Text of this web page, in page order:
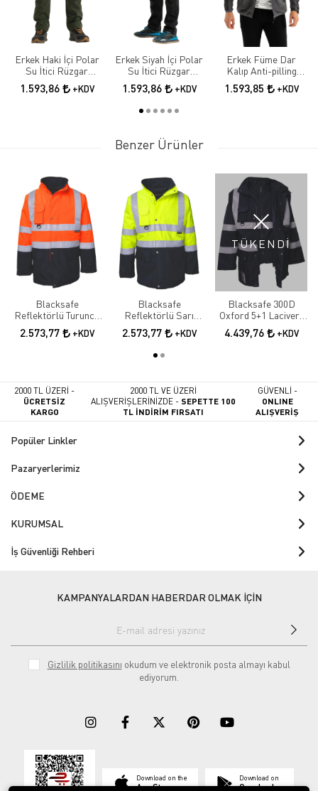
Erkek Haki İçi Polar
Su İtici Rüzgar
Geçirmez Kışlık
Softshell Outdoor
1.593,86 +KDV
Erkek Siyah İçi Polar
Su İtici Rüzgar
Geçirmez Kışlık
Softshell Outdoor
1.593,86 +KDV
Erkek Füme Dar
Kalıp Anti-pilling
Tüylenme Yapmayan
Tam Fermuar
1.593,85 +KDV
Benzer Ürünler
Blacksafe
Reflektörlü Turuncu
Lacivert Parka
2.573,77 +KDV
Blacksafe
Reflektörlü Sarı
Lacivert Parka
2.573,77 +KDV
TÜKENDİ
Blacksafe 300D
Oxford 5+1 Lacivert
Reflektörlü Parka
4.439,76 +KDV
2000 TL ÜZERİ -
ÜCRETSİZ
KARGO
2000 TL VE ÜZERİ
ALIŞVERİŞLERİNİZDE -SEPETTE 100
TL İNDİRİM FIRSATI
GÜVENLİ -
ONLINE
ALIŞVERİŞ
Popüler Linkler
Pazaryerlerimiz
ÖDEME
KURUMSAL
İş Güvenliği Rehberi
KAMPANYALARDAN HABERDAR OLMAK İÇİN
Gizlilik politikasını okudum ve elektronik posta almayı kabul
ediyorum.
Download on the
App Store
Download on
Google play